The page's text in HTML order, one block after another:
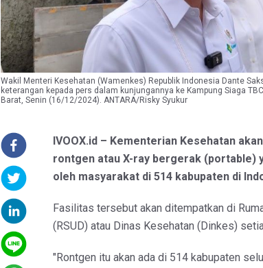
Wakil Menteri Kesehatan (Wamenkes) Republik Indonesia Dante
keterangan kepada pers dalam kunjungannya ke Kampung Siaga
Barat, Senin (16/12/2024). ANTARA/Risky Syukur
IVOOX.id – Kementerian Kesehatan
rontgen atau X-ray bergerak (portable)
oleh masyarakat di 514 kabupaten di
Fasilitas tersebut akan ditempatkan di
(RSUD) atau Dinas Kesehatan (Dinkes)
"Rontgen itu akan ada di 514 kabupaten